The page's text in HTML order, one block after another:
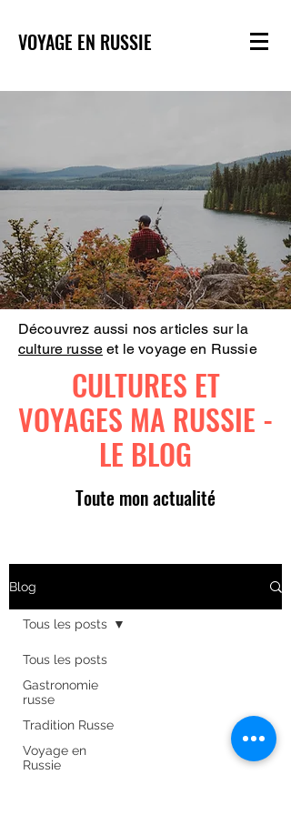
VOYAGE EN RUSSIE
Découvrez aussi nos articles sur la
culture russe et le voyage en Russie
CULTURES ET
VOYAGES MA RUSSIE -
LE BLOG
Toute mon actualité
Blog
Tous les posts
Gastronomie
russe
Tradition Russe
Voyage en
Russie
Tous les posts